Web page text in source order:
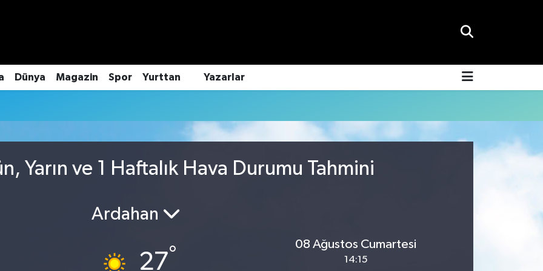
Dünya Magazin Spor Yurttan Yazarlar
Yarın ve 1 Haftalık Hava Durumu Tahmini
Ardahan
27°
08 Ağustos Cumartesi
14:15